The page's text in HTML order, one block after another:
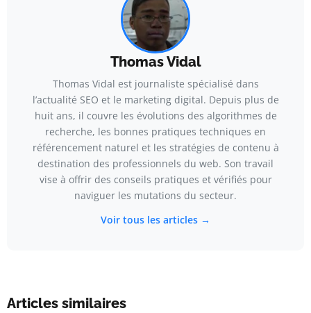
Thomas Vidal
Thomas Vidal est journaliste spécialisé dans
l’actualité SEO et le marketing digital. Depuis plus de
huit ans, il couvre les évolutions des algorithmes de
recherche, les bonnes pratiques techniques en
référencement naturel et les stratégies de contenu à
destination des professionnels du web. Son travail
vise à offrir des conseils pratiques et vérifiés pour
naviguer les mutations du secteur.
Voir tous les articles →
Articles similaires